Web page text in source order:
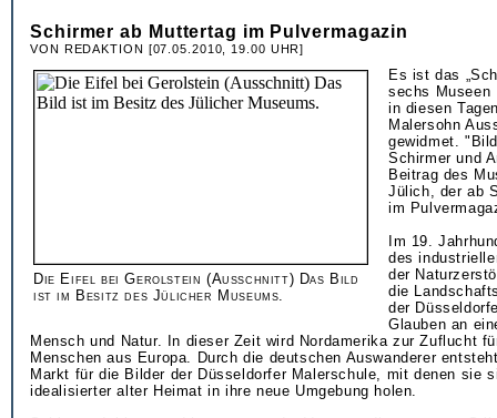
Schirmer ab Muttertag im Pulvermagazin
VON REDAKTION [07.05.2010, 19.00 UHR]
Die Eifel bei Gerolstein (Ausschnitt) Das Bild
ist im Besitz des Jülicher Museums.
Es ist das
sechs Museen
in diesen
Malersohn
gewidmet.
Schirmer und
Beitrag des
Jülich, der ab
im
Im 19.
des
der
die
der
Glauben an
Mensch und Natur. In dieser Zeit wird Nordamerika zur Zuflucht
Menschen aus Europa. Durch die deutschen Auswanderer
Markt für die Bilder der Düsseldorfer Malerschule, mit denen sie
idealisierter alter Heimat in ihre neue Umgebung holen.